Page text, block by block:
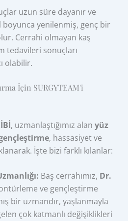
uzun süre dayanır ve
boyunca yenilenmiş, genç bir
Cerrahi olmayan kaş
tedavileri sonuçları
olabilir.
İçin SURGYTEAM'i
, uzmanlaştığımız alanyüz
, hassasiyet ve
İşte bizi farklı kılanlar:
Baş cerrahımız, Dr.
ve gençleştirme
bir uzmandır, yaşlanmayla
çok katmanlı değişiklikleri